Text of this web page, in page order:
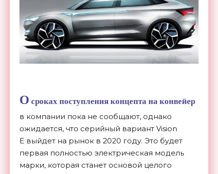
О сроках поступления концепта на конвейер
в компании пока не сообщают, однако
ожидается, что серийный вариант Vision
E выйдет на рынок в 2020 году. Это будет
первая полностью электрическая модель
марки, которая станет основой целого